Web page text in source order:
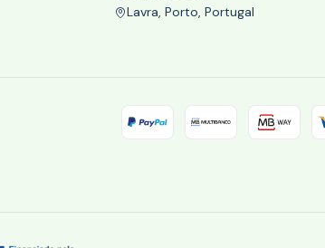
Lavra, Porto, Portugal